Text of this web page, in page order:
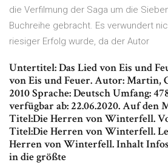
die Verfilmung der Saga um die
Buchreihe gebracht. Es verwundert
riesiger Erfolg wurde, da der Autor
Untertitel: Das Lied von Eis und
von Eis und Feuer. Autor: Martin,
2010 Sprache: Deutsch Umfang:
verfügbar ab: 22.06.2020. Auf den
Titel:Die Herren von Winterfell.
Titel:Die Herren von Winterfell.
Herren von Winterfell. Inhalt
in die größte